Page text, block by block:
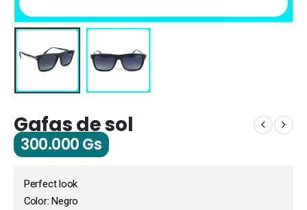
Gafas de sol
300.000Gs
Perfect look
Color: Negro